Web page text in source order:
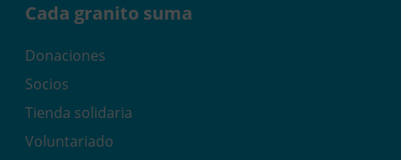
Cada granito suma
Donaciones
Socios
Tienda solidaria
Voluntariado